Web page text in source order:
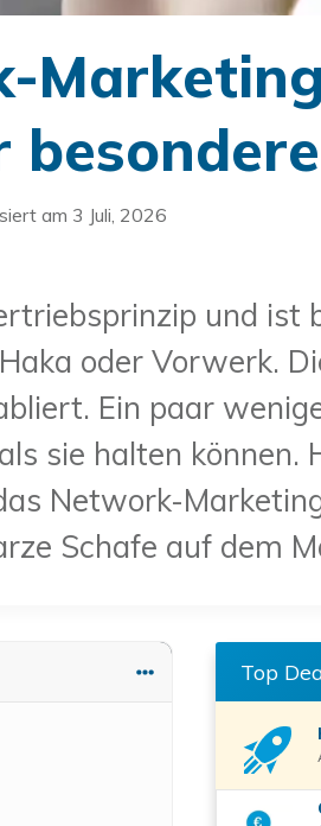
am 3 Juli, 2026
und ist
oder Vorwerk.
Ein paar
sie halten können.
Network-
Schafe auf dem
Top